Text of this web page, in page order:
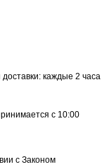
каждые 2 часа
с 10:00
с Законом